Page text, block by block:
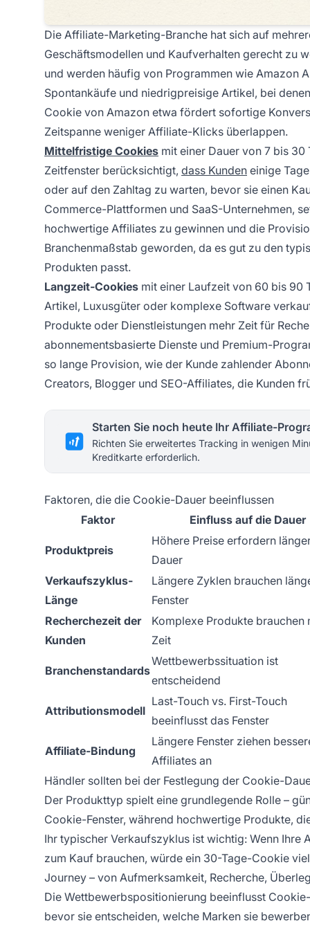
Die Affiliate-Marketing-Branche hat sich auf
Geschäftsmodellen und Kaufverhalten gerecht zu
und werden häufig von Programmen wie Amazon
Spontankäufe und niedrigpreisige Artikel, bei
Cookie von Amazon etwa fördert sofortige
Zeitspanne weniger Affiliate-Klicks überlappen.
Mittelfristige Cookies mit einer Dauer von 7 bis
Zeitfenster berücksichtigt, dass Kunden einige
oder auf den Zahltag zu warten, bevor sie einen
Commerce-Plattformen und SaaS-Unternehmen,
hochwertige Affiliates zu gewinnen und die
Branchenmaßstab geworden, da es gut zu den
Produkten passt.
Langzeit-Cookies mit einer Laufzeit von 60 bis 90
Artikel, Luxusgüter oder komplexe Software
Produkte oder Dienstleistungen mehr Zeit für
abonnementsbasierte Dienste und Premium-
so lange Provision, wie der Kunde zahlender
Creators, Blogger und SEO-Affiliates, die Kunden
Starten Sie noch heute Ihr Affiliate-
Richten Sie erweitertes Tracking in wenigen
Kreditkarte erforderlich.
Faktoren, die die Cookie-Dauer beeinflussen
Faktor
Einfluss auf die Dauer
Produktpreis
Höhere Preise erfordern
Dauer
Verkaufszyklus-
Länge
Längere Zyklen brauchen
Fenster
Recherchezeit der
Kunden
Komplexe Produkte brauchen
Zeit
Branchenstandards
Wettbewerbssituation ist
entscheidend
Attributionsmodell
Last-Touch vs. First-Touch
beeinflusst das Fenster
Affiliate-Bindung
Längere Fenster ziehen
Affiliates an
Händler sollten bei der Festlegung der Cookie-
Der Produkttyp spielt eine grundlegende Rolle –
Cookie-Fenster, während hochwertige Produkte,
Ihr typischer Verkaufszyklus ist wichtig: Wenn Ihre
zum Kauf brauchen, würde ein 30-Tage-Cookie
Journey – von Aufmerksamkeit, Recherche,
Die Wettbewerbspositionierung beeinflusst
bevor sie entscheiden, welche Marken sie